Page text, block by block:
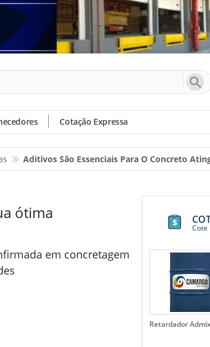
Cotação Expressa
Aditivos São Essenciais Para O Concreto
ótima
em concretagem
Cote
Retardador